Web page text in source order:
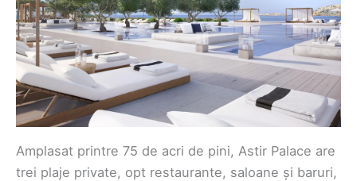
Amplasat printre 75 de acri de pini, Astir Palace are
trei plaje private, opt restaurante, saloane și baruri,